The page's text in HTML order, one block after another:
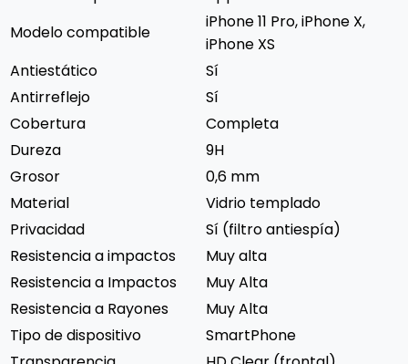
Modelo compatible
iPhone 11 Pro, iPhone X,
iPhone XS
Antiestático
Sí
Antirreflejo
Sí
Cobertura
Completa
Dureza
9H
Grosor
0,6 mm
Material
Vidrio templado
Privacidad
Sí (filtro antiespía)
Resistencia a impactos
Muy alta
Resistencia a Impactos
Muy Alta
Resistencia a Rayones
Muy Alta
Tipo de dispositivo
SmartPhone